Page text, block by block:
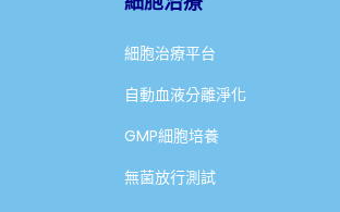
細胞治療平台
自動血液分離淨化
GMP細胞培養
無菌放行測試